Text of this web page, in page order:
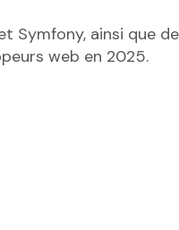
Symfony, ainsi que
web en 2025.